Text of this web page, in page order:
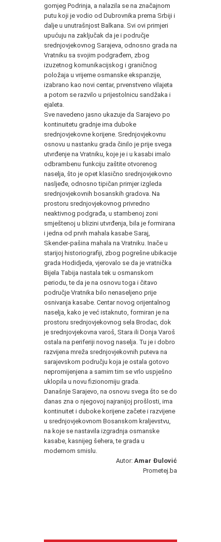
gornjeg Podrinja, a nalazila se na značajnom
putu koji je vodio od Dubrovnika prema Srbiji i
dalje u unutrašnjost Balkana. Svi ovi primjeri
upućuju na zaključak da je i područje
srednjovjekovnog Sarajeva, odnosno grada na
Vratniku sa svojim podgrađem, zbog
izuzetnog komunikacijskog i graničnog
položaja u vrijeme osmanske ekspanzije,
izabrano kao novi centar, prvenstveno vilajeta
a potom se razvilo u prijestolnicu sandžaka i
ejaleta.
Sve navedeno jasno ukazuje da Sarajevo po
kontinuitetu gradnje ima duboke
srednjovjekovne korijene. Srednjovjekovnu
osnovu u nastanku grada činilo je prije svega
utvrđenje na Vratniku, koje je i u kasabi imalo
odbrambenu funkciju zaštite otvorenog
naselja, što je opet klasično srednjovjekovno
nasljeđe, odnosno tipičan primjer izgleda
srednjovjekovnih bosanskih gradova. Na
prostoru srednjovjekovnog privredno
neaktivnog podgrađa, u stambenoj zoni
smještenoj u blizini utvrđenja, bila je formirana
i jedna od prvih mahala kasabe Saraj,
Skender-pašina mahala na Vratniku. Inače u
starijoj historiografiji, zbog pogrešne ubikacije
grada Hodidjeda, vjerovalo se da je vratnička
Bijela Tabija nastala tek u osmanskom
periodu, te da je na osnovu toga i čitavo
područje Vratnika bilo nenaseljeno prije
osnivanja kasabe. Centar novog orijentalnog
naselja, kako je već istaknuto, formiran je na
prostoru srednjovjekovnog sela Brodac, dok
je srednjovjekovna varoš, Stara ili Donja Varoš
ostala na periferiji novog naselja. Tu je i dobro
razvijena mreža srednjovjekovnih puteva na
sarajevskom području koja je ostala gotovo
nepromijenjena a samim tim se vrlo uspješno
uklopila u novu fizionomiju grada.
Današnje Sarajevo, na osnovu svega što se do
danas zna o njegovoj najranijoj prošlosti, ima
kontinuitet i duboke korijene začete i razvijene
u srednjovjekovnom Bosanskom kraljevstvu,
na koje se nastavila izgradnja osmanske
kasabe, kasnijeg šehera, te grada u
modernom smislu.
Autor: Amar Đulović
Prometej.ba